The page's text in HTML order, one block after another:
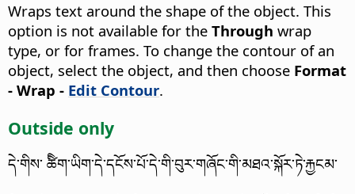
Wraps text around the shape of the object. This
option is not available for the Through wrap
type, or for frames. To change the contour of an
object, select the object, and then choose Format
- Wrap - Edit Contour.
Outside only
དེ་གིས་ ཚིིག་ཡིག་དེ་དངོས་པོ་དེ་གི་བུར་གཞོང་གི་མཐའ་སྐོར་ཏེ་རྐྱངམ་